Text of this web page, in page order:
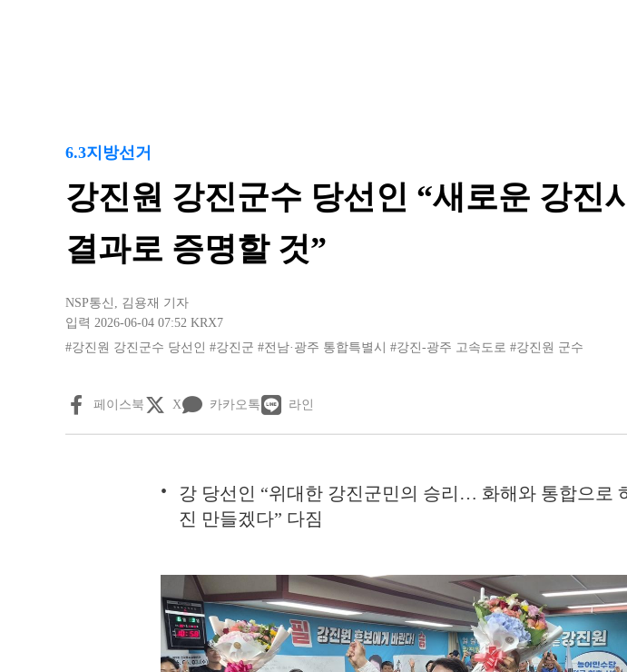
6.3지방선거
강진원 강진군수 당선인 “새로운 강진
결과로 증명할 것”
NSP통신 , 김용재 기자
입력 2026-06-04 07:52 KRX7
#강진원 강진군수 당선인 #강진군 #전남·광주 통합특별시 #강진-광주 고속도로 #강진원 군수
페이스북 X 카카오톡 라인
강 당선인 “위대한 강진군민의 승리… 화해와 통합으로
진 만들겠다” 다짐